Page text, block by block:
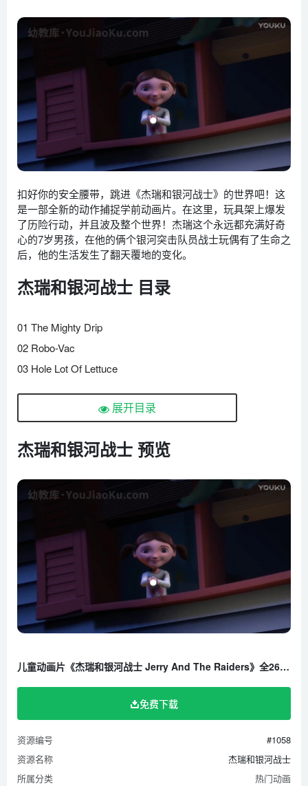
扣好你的安全腰带，跳进《杰瑞和银河战士》的世界吧！这
是一部全新的动作捕捉学前动画片。在这里，玩具架上爆发
了历险行动，并且波及整个世界！杰瑞这个永远都充满好奇
心的7岁男孩，在他的俩个银河突击队员战士玩偶有了生命之
后，他的生活发生了翻天覆地的变化。
杰瑞和银河战士 目录
01 The Mighty Drip
02 Robo-Vac
03 Hole Lot Of Lettuce
07 Web Master
09 Hair-Em Scare-Em
11 Mr.Rathbone
12 Red Baron
13 Odour Ogre
14 Grandfather Clock
15 Where Is Tom Post
16 Bubble Trouble
20 Knock Knock
21 Skeeter Scare
22 Ants In My Pants
23 Push And Pull
展开目录
杰瑞和银河战士 预览
儿童动画片《杰瑞和银河战士 Jerry And The Raiders》全26集 国语版 1080P/MP4/1.33G 百度云网盘下载
免费下载
资源编号
#1058
资源名称
杰瑞和银河战士
所属分类
热门动画